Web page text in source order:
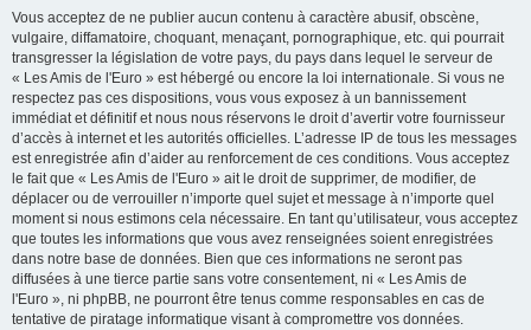
Vous acceptez de ne publier aucun contenu à caractère abusif, obscène,
vulgaire, diffamatoire, choquant, menaçant, pornographique, etc. qui pourrait
transgresser la législation de votre pays, du pays dans lequel le serveur de
« Les Amis de l'Euro » est hébergé ou encore la loi internationale. Si vous ne
respectez pas ces dispositions, vous vous exposez à un bannissement
immédiat et définitif et nous nous réservons le droit d’avertir votre fournisseur
d’accès à internet et les autorités officielles. L’adresse IP de tous les messages
est enregistrée afin d’aider au renforcement de ces conditions. Vous acceptez
le fait que « Les Amis de l'Euro » ait le droit de supprimer, de modifier, de
déplacer ou de verrouiller n’importe quel sujet et message à n’importe quel
moment si nous estimons cela nécessaire. En tant qu’utilisateur, vous acceptez
que toutes les informations que vous avez renseignées soient enregistrées
dans notre base de données. Bien que ces informations ne seront pas
diffusées à une tierce partie sans votre consentement, ni « Les Amis de
l'Euro », ni phpBB, ne pourront être tenus comme responsables en cas de
tentative de piratage informatique visant à compromettre vos données.